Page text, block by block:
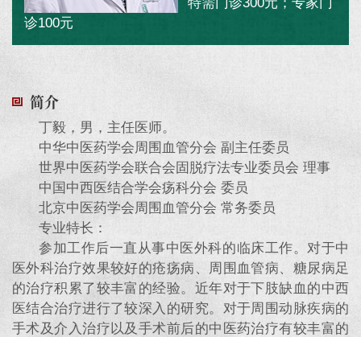
诊100元
简介
丁毅，男，主任医师。
中华中医药学会周围血管分会 副主任委员
世界中医药学会联合会固脱疗法专业委员会 理事
中国中西医结合学会疡科分会 委员
北京中医药学会周围血管分会 常务委员
专业特长：
参加工作后一直从事中医外科的临床工作。对于中
医外科治疗效果较好的疮疡病、周围血管病、糖尿病足
的治疗积累了较丰富的经验。近年对于下肢缺血的中西
医结合治疗进行了较深入的研究。对于周围动脉疾病的
手术及介入治疗以及手术前后的中医药治疗有较丰富的